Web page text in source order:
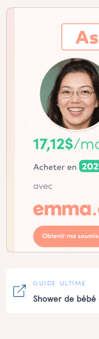
GUIDE ULTIME
Shower de bébé